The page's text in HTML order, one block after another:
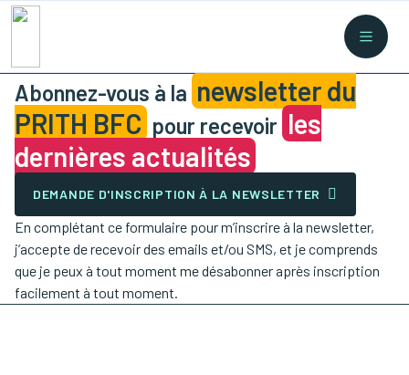
Collectes Nouvelles législations/
Formations/...
Abonnez-vous à la newsletter du
PRITH BFC pour recevoir les
dernières actualités
DEMANDE D'INSCRIPTION À LA NEWSLETTER
En complétant ce formulaire pour m’inscrire à la newsletter,
j’accepte de recevoir des emails et/ou SMS, et je comprends
que je peux à tout moment me désabonner après inscription
facilement à tout moment.